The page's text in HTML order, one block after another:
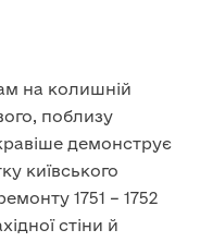
на колишній
поблизу
демонструє
київського
1751 – 1752
стіни й